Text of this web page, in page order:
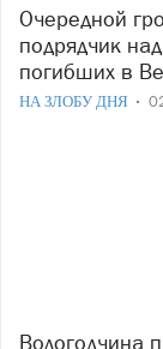
Очередной громкий скандал на Вологодчине:
подрядчик
погибших в
НА ЗЛОБУ ДНЯ
Вологодчина продолжает тонуть: вода спадает, но